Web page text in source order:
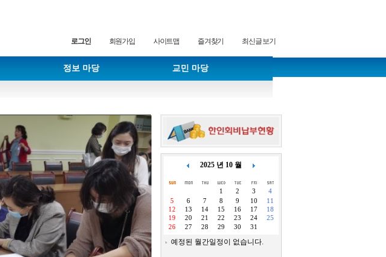
로그인 회원가입 사이트맵 즐겨찾기 최신글 보기
정보 마당 교민 마당
2025 년 10 월
1 2 3
4
5
6 7 8 9 10
11
12
13 14 15 16 17
18
19
20 21 22 23 24
25
26
27 28 29 30 31
예정된 월간일정이 없습니다.